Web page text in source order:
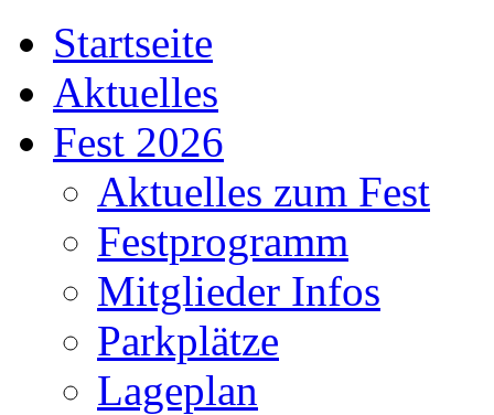
Startseite
Aktuelles
Fest 2026
Aktuelles zum Fest
Festprogramm
Mitglieder Infos
Parkplätze
Lageplan